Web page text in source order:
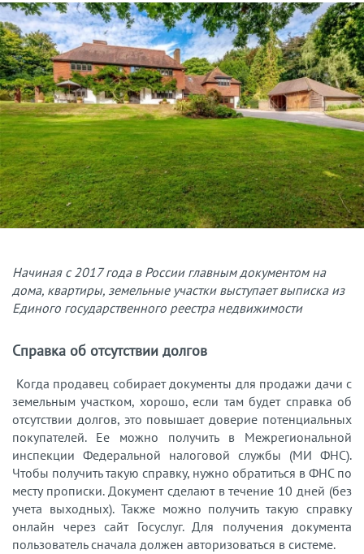
Начиная с 2017 года в России главным документом на
дома, квартиры, земельные участки выступает выписка из
Единого государственного реестра недвижимости
Справка об отсутствии долгов
Когда продавец собирает документы для продажи дачи с
земельным участком, хорошо, если там будет справка об
отсутствии долгов, это повышает доверие потенциальных
покупателей. Ее можно получить в Межрегиональной
инспекции Федеральной налоговой службы (МИ ФНС).
Чтобы получить такую справку, нужно обратиться в ФНС по
месту прописки. Документ сделают в течение 10 дней (без
учета выходных). Также можно получить такую справку
онлайн через сайт Госуслуг. Для получения документа
пользователь сначала должен авторизоваться в системе.